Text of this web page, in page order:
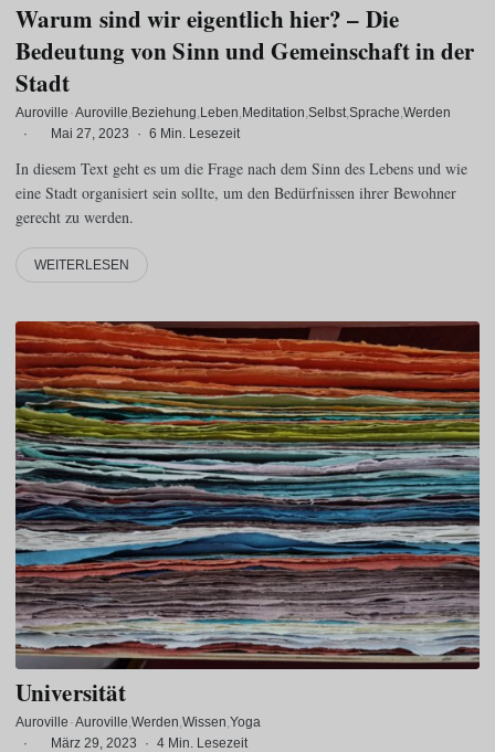
Warum sind wir eigentlich hier? – Die
Bedeutung von Sinn und Gemeinschaft in der
Stadt
Auroville ·Auroville Beziehung Leben Meditation Selbst Sprache Werden
·
Mai 27, 2023 · 6 Min. Lesezeit
In diesem Text geht es um die Frage nach dem Sinn des Lebens und wie
eine Stadt organisiert sein sollte, um den Bedürfnissen ihrer Bewohner
gerecht zu werden.
WEITERLESEN
Universität
Auroville ·Auroville Werden Wissen Yoga
·
März 29, 2023 · 4 Min. Lesezeit